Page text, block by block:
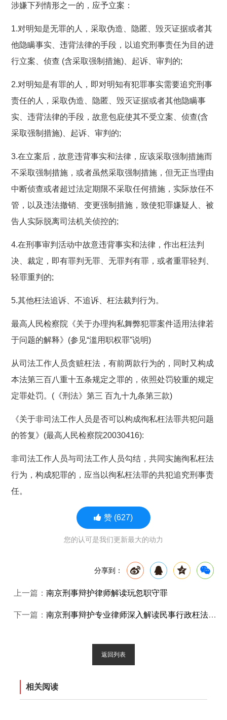
涉嫌下列情形之一的，应予立案：
1.对明知是无罪的人，采取伪造、隐匿、毁灭证据或者其
他隐瞒事实、违背法律的手段，以追究刑事责任为目的进
行立案、侦查 (含采取强制措施)、起诉、审判的;
2.对明知是有罪的人，即对明知有犯罪事实需要追究刑事
责任的人，采取伪造、隐匿、毁灭证据或者其他隐瞒事
实、违背法律的手段，故意包庇使其不受立案、侦查(含
采取强制措施)、起诉、审判的;
3.在立案后，故意违背事实和法律，应该采取强制措施而
不采取强制措施，或者虽然采取强制措施，但无正当理由
中断侦查或者超过法定期限不采取任何措施，实际放任不
管，以及违法撤销、变更强制措施，致使犯罪嫌疑人、被
告人实际脱离司法机关侦控的;
4.在刑事审判活动中故意违背事实和法律，作出枉法判
决、裁定，即有罪判无罪、无罪判有罪，或者重罪轻判、
轻罪重判的;
5.其他枉法追诉、不追诉、枉法裁判行为。
最高人民检察院《关于办理拘私舞弊犯罪案件适用法律若
于问题的解释》(参见“滥用职权罪”说明)
从司法工作人员贪赃枉法，有前两款行为的，同时又构成
本法第三百八重十五条规定之罪的，依照处罚较重的规定
定罪处罚。(《刑法》第三 百九十九条第三款)
《关于非司法工作人员是否可以构成徇私枉法罪共犯问题
的答复》(最高人民检察院20030416):
非司法工作人员与司法工作人员勾结，共同实施徇私枉法
行为，构成犯罪的，应当以徇私枉法罪的共犯追究刑事责
任。
赞 (627)
您的认可是我们更新最大的动力
分享到：
上一篇：南京刑事辩护律师解读玩忽职守罪
下一篇：南京刑事辩护专业律师深入解读民事行政枉法裁判罪
返回列表
相关阅读